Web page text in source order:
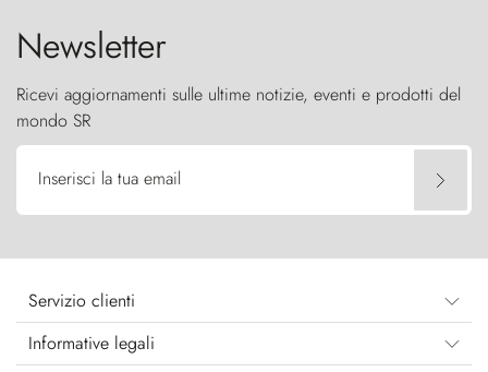
Newsletter
Ricevi aggiornamenti sulle ultime notizie, eventi e prodotti del
mondo SR
Inserisci la tua email
Servizio clienti
Informative legali